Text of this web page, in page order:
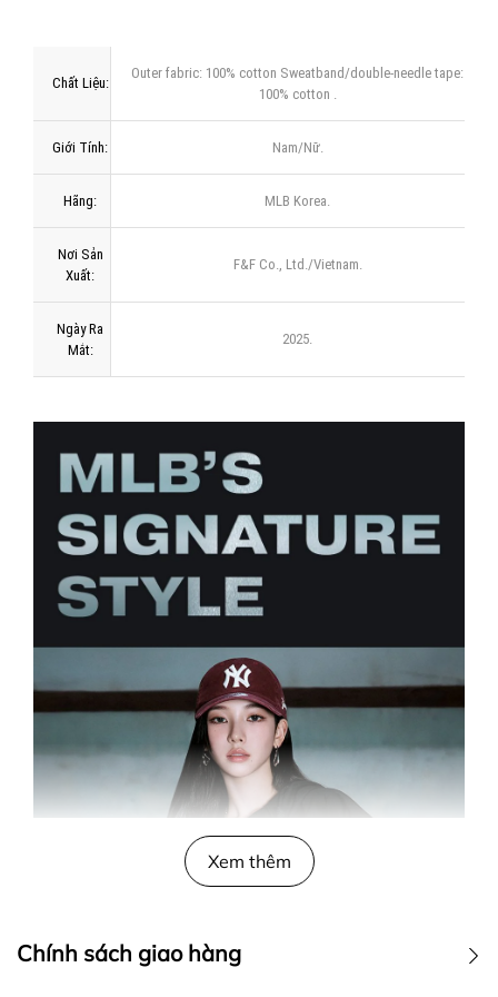
Chất Liệu:
Outer fabric: 100% cotton Sweatband/double-needle tape:
100% cotton .
Giới Tính: Nam/Nữ.
Hãng: MLB Korea.
Nơi Sản
Xuất:
F&F Co., Ltd./Vietnam.
Ngày Ra
Mắt:
2025.
Xem thêm
Chính sách giao hàng